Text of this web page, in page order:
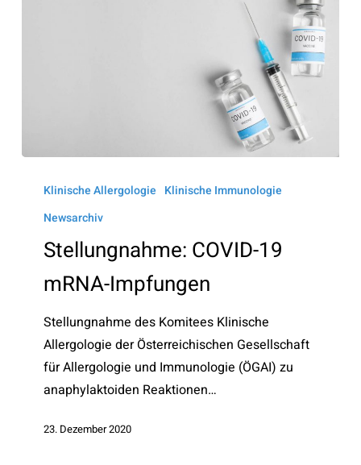
COVID-
Impfungen
Klinische Allergologie Klinische Immunologie
Newsarchiv
Stellungnahme: COVID-19
mRNA-Impfungen
Stellungnahme des Komitees Klinische
Allergologie der Österreichischen Gesellschaft
für Allergologie und Immunologie (ÖGAI) zu
anaphylaktoiden Reaktionen…
23. Dezember 2020